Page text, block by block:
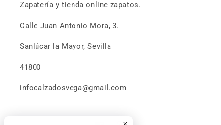
Zapatería y tienda online zapatos.
Calle Juan Antonio Mora, 3.
Sanlúcar la Mayor, Sevilla
41800
infocalzadosvega@gmail.com